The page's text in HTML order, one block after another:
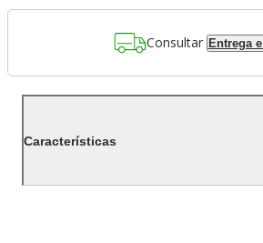
Consultar Entrega
Características